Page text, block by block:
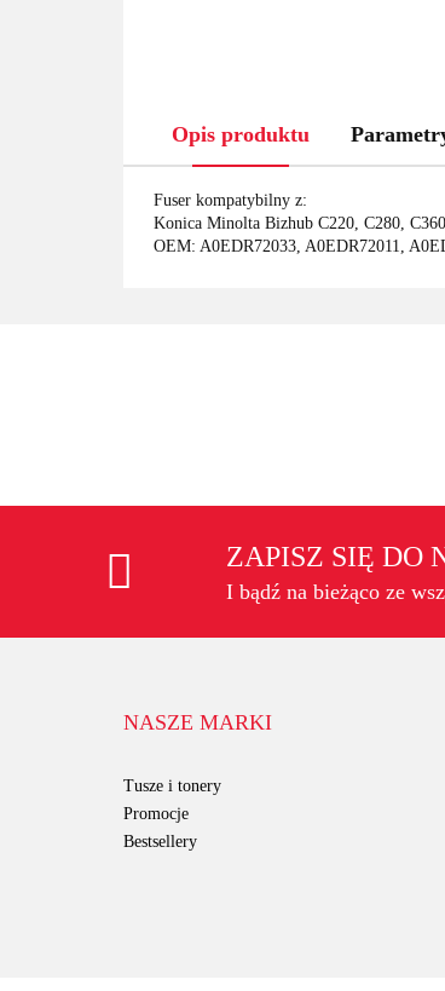
Opis produktu
Fuser kompatybilny z:
Konica Minolta Bizhub C220, C280, C360
OEM: A0EDR72033, A0EDR72011,
ZAPISZ SIĘ DO
I bądź na bieżąco ze
NASZE MARKI
Tusze i tonery
Promocje
Bestsellery